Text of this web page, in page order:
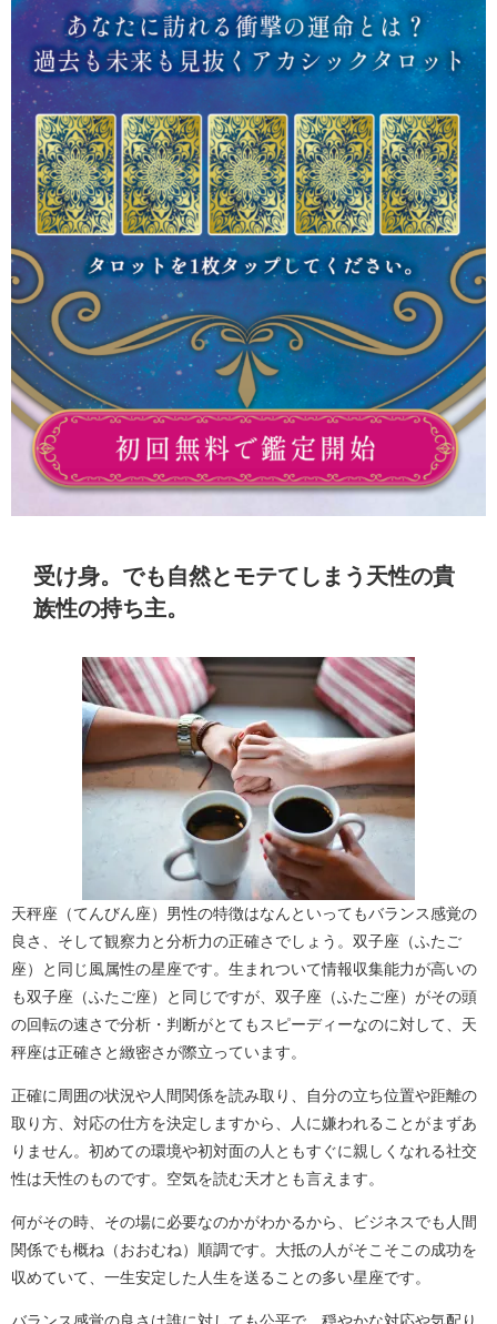
受け身。でも自然とモテてしまう天性の貴
族性の持ち主。
天秤座（てんびん座）男性の特徴はなんといってもバランス感覚の
良さ、そして観察力と分析力の正確さでしょう。双子座（ふたご
座）と同じ風属性の星座です。生まれついて情報収集能力が高いの
も双子座（ふたご座）と同じですが、双子座（ふたご座）がその頭
の回転の速さで分析・判断がとてもスピーディーなのに対して、天
秤座は正確さと緻密さが際立っています。
正確に周囲の状況や人間関係を読み取り、自分の立ち位置や距離の
取り方、対応の仕方を決定しますから、人に嫌われることがまずあ
りません。初めての環境や初対面の人ともすぐに親しくなれる社交
性は天性のものです。空気を読む天才とも言えます。
何がその時、その場に必要なのかがわかるから、ビジネスでも人間
関係でも概ね（おおむね）順調です。大抵の人がそこそこの成功を
収めていて、一生安定した人生を送ることの多い星座です。
バランス感覚の良さは誰に対しても公平で、穏やかな対応や気配り